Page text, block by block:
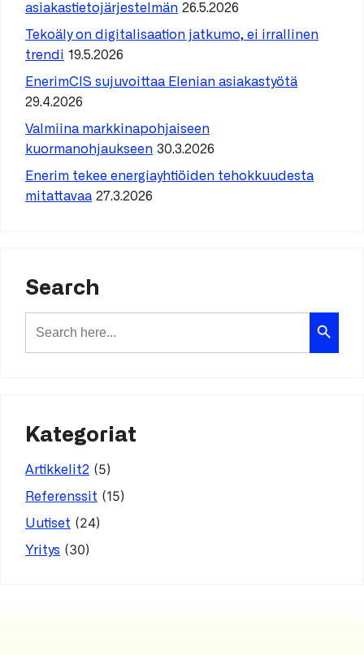
asiakastietojärjestelmän 26.5.2026
Tekoäly on digitalisaation jatkumo, ei irrallinen
trendi 19.5.2026
EnerimCIS sujuvoittaa Elenian asiakastyötä
29.4.2026
Valmiina markkinapohjaiseen
kuormanohjaukseen 30.3.2026
Enerim tekee energiayhtiöiden tehokkuudesta
mitattavaa 27.3.2026
Search
for:
Search Button
Kategoriat
Artikkelit2 (5)
Referenssit (15)
Uutiset (24)
Yritys (30)